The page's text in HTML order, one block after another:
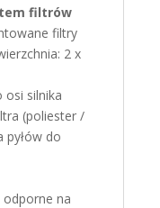
filtrów
filtry
2 x
osi silnika
(poliester /
pyłów do
na